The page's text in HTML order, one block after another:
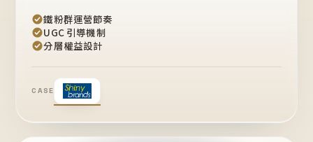
鐵粉群運營節奏
UGC 引導機制
分層權益設計
CASE